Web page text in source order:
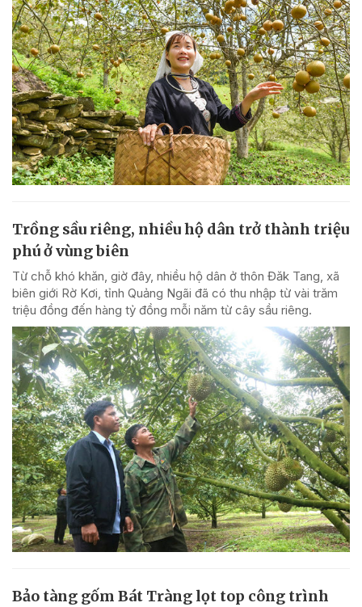
Trồng sầu riêng, nhiều hộ dân trở thành triệu
phú ở vùng biên
Từ chỗ khó khăn, giờ đây, nhiều hộ dân ở thôn Đăk Tang, xã
biên giới Rờ Kơi, tỉnh Quảng Ngãi đã có thu nhập từ vài trăm
triệu đồng đến hàng tỷ đồng mỗi năm từ cây sầu riêng.
Bảo tàng gốm Bát Tràng lọt top công trình